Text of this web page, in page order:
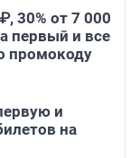
30% от 7 000
первый и все
промокоду
и
на